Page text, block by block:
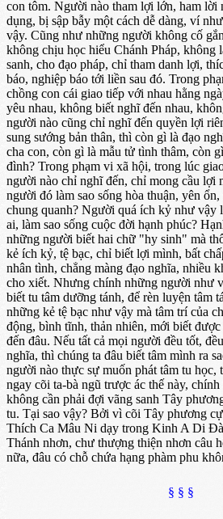
con tôm. Người nào tham lợi lớn, ham lời
dụng, bị sập bẫy một cách dễ dàng, ví
vậy. Cũng như những người không cố
không chịu học hiểu Chánh Pháp, không
sanh, cho đạo pháp, chỉ tham danh lợi,
báo, nghiệp báo tới liền sau đó. Trong
chồng con cái giao tiếp với nhau hằng
yêu nhau, không biết nghĩ đến nhau,
người nào cũng chỉ nghĩ đến quyền lợi
sung sướng bản thân, thì còn gì là đạo
cha con, còn gì là mẫu tử tình thâm, còn
đình? Trong phạm vi xã hội, trong lúc
người nào chỉ nghĩ đến, chỉ mong cầu lợi
người đó làm sao sống hòa thuận, yên
chung quanh? Người quá ích kỷ như vậy
ai, làm sao sống cuộc đời hạnh phúc?
những người biết hai chữ "hy sinh" mà
kẻ ích kỷ, tệ bạc, chỉ biết lợi mình, bất
nhân tình, chẳng màng đạo nghĩa, nhiều
cho xiết. Nhưng chính những người như
biết tu tâm dưỡng tánh, để rèn luyện tâm
những kẻ tệ bạc như vậy mà tâm trí của
động, bình tĩnh, thản nhiên, mới biết
đến đâu. Nếu tất cả mọi người đều tốt,
nghĩa, thì chúng ta đâu biết tâm mình ra
người nào thực sự muốn phát tâm tu học,
ngay cõi ta-bà ngũ trược ác thế này,
không cần phải đợi vãng sanh Tây
tu. Tại sao vậy? Bởi vì cõi Tây phương
Thích Ca Mâu Ni dạy trong Kinh A Di
Thánh nhơn, chư thượng thiện nhơn câu
nữa, đâu có chỗ chứa hạng phàm phu
§ § §